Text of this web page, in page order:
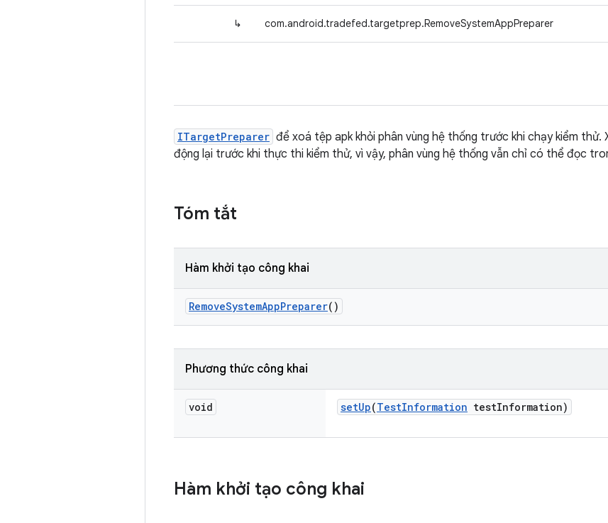
↳ com.android.tradefed.targetprep.RemoveSystemAppPreparer
ITargetPreparer để xoá tệp apk khỏi phân vùng hệ thống trước khi chạy kiểm thử.
động lại trước khi thực thi kiểm thử, vì vậy, phân vùng hệ thống vẫn chỉ có thể đọc
Tóm tắt
Hàm khởi tạo công khai
RemoveSystemAppPreparer()
Phương thức công khai
void setUp(TestInformation testInformation)
Hàm khởi tạo công khai